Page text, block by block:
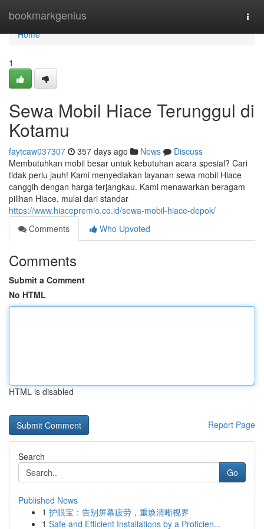
bookmarkgenius
Home
Home
1
Sewa Mobil Hiace Terunggul di
Kotamu
faytcaw037307 357 days ago News
Discuss
Membutuhkan mobil besar untuk kebutuhan acara spesial? Cari
tidak perlu jauh! Kami menyediakan layanan sewa mobil Hiace
canggih dengan harga terjangkau. Kami menawarkan beragam
pilihan Hiace, mulai dari standar
https://www.hiacepremio.co.id/sewa-mobil-hiace-depok/
Comments
Who Upvoted
Comments
Submit a Comment
No HTML
HTML is disabled
Report Page
Search
Go
Published News
1 护眼宝：告别屏幕疲劳，重焕清晰视界
1 Safe and Efficient Installations by a Proficien...